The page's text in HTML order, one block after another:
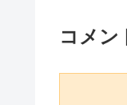
コメン